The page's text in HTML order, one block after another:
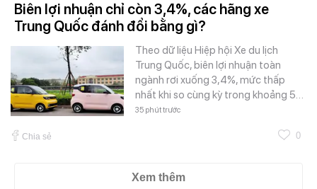
Biên lợi nhuận chỉ còn 3,4%, các hãng xe
Trung Quốc đánh đổi bằng gì?
Theo dữ liệu Hiệp hội Xe du lịch
Trung Quốc, biên lợi nhuận toàn
ngành rơi xuống 3,4%, mức thấp
nhất khi so cùng kỳ trong khoảng 5…
35 phút trước
Chia sẻ 0
Xem thêm